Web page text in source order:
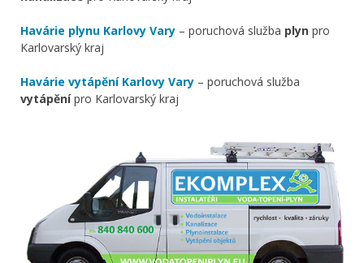
Havárie plynu Karlovy Vary – poruchová služba plyn pro
Karlovarský kraj
Havárie vytápění Karlovy Vary – poruchová služba
vytápěnípro Karlovarský kraj